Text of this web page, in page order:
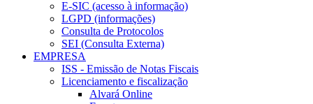
E-SIC (acesso à informação)
LGPD (informações)
Consulta de Protocolos
SEI (Consulta Externa)
EMPRESA
ISS - Emissão de Notas Fiscais
Licenciamento e fiscalização
Alvará Online